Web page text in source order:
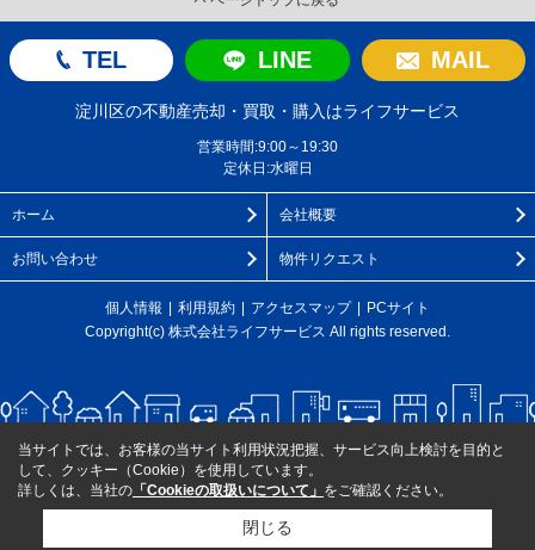
TEL LINE MAIL
淀川区の不動産売却・買取・購入はライフサービス
営業時間:9:00～19:30
定休日:水曜日
ホーム 会社概要
お問い合わせ 物件リクエスト
個人情報 利用規約 アクセスマップ
PCサイト
Copyright(c) 株式会社ライフサービス All rights reserved.
当サイトでは、お客様の当サイト利用状況把握、サービス向上検討を目的と
して、クッキー（Cookie）を使用しています。
詳しくは、当社の 「Cookieの取扱いについて」 をご確認ください。
閉じる